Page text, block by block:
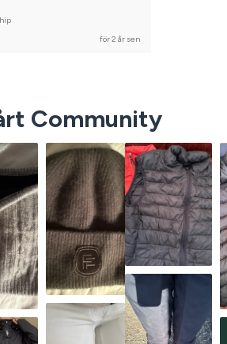
för 2 år sen
Community